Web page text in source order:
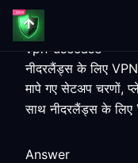
vpn-usecase
नीदरलैंड्स के लिए VPN
मापे गए सेटअप चरणों,
साथ नीदरलैंड्स के
Answer